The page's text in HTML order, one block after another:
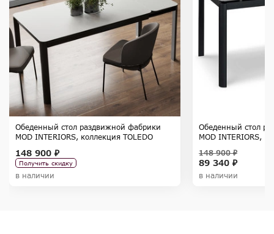
Обеденный стол раздвижной фабрики
MOD INTERIORS, коллекция TOLEDO
148 900 ₽
Получить скидку
в наличии
Обеденный стол
MOD INTERIORS,
89 340 ₽
148 900 ₽
в наличии